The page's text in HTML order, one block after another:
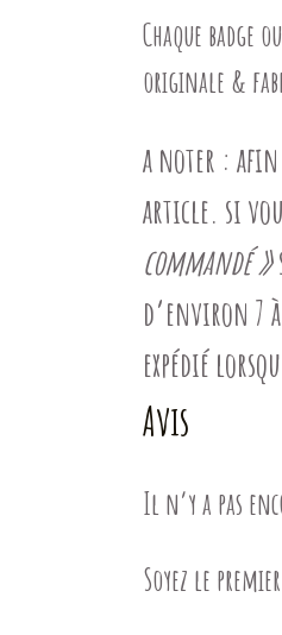
Chaque badge
originale &
a noter : afin
article. si
commandé »
d’environ 7
expédié
Avis
Il n’y a pas
Soyez le